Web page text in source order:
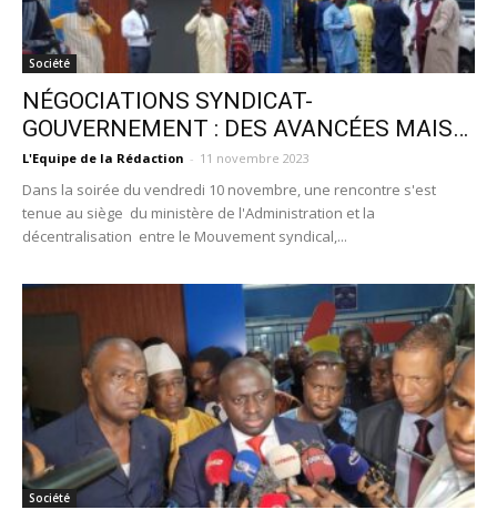
Société
NÉGOCIATIONS SYNDICAT-
GOUVERNEMENT : DES AVANCÉES MAIS…
L'Equipe de la Rédaction - 11 novembre 2023
Dans la soirée du vendredi 10 novembre, une rencontre s'est
tenue au siège du ministère de l'Administration et la
décentralisation entre le Mouvement syndical,...
Société